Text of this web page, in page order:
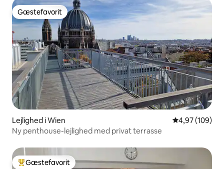
Gæstefavorit
Gæstefavorit
Lejlighed i Wien 4,97 ud af 5 i
4,97 (109)
Ny penthouse-lejlighed med privat terrasse
Bedste gæstefavorit
Gæstefavorit